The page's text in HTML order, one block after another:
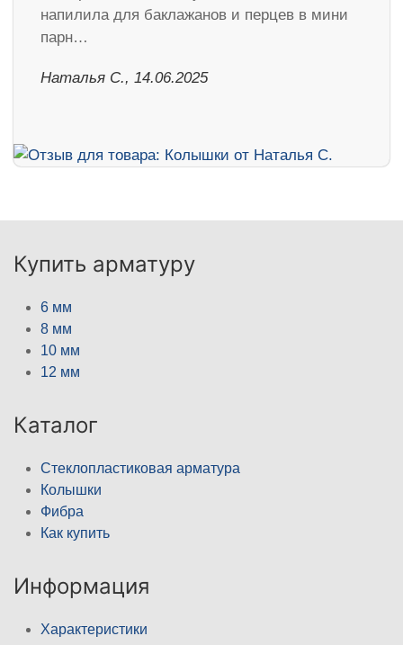
напилила для баклажанов и перцев в мини
парн…
Наталья С., 14.06.2025
Купить арматуру
6 мм
8 мм
10 мм
12 мм
Каталог
Стеклопластиковая арматура
Колышки
Фибра
Как купить
Информация
Характеристики